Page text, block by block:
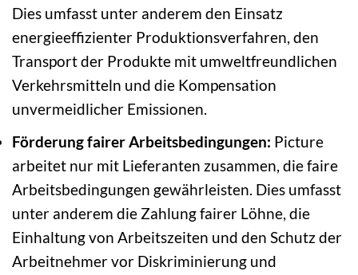
Dies umfasst unter anderem den Einsatz
energieeffizienter Produktionsverfahren, den
Transport der Produkte mit umweltfreundlichen
Verkehrsmitteln und die Kompensation
unvermeidlicher Emissionen.
Förderung fairer Arbeitsbedingungen: Picture
arbeitet nur mit Lieferanten zusammen, die faire
Arbeitsbedingungen gewährleisten. Dies umfasst
unter anderem die Zahlung fairer Löhne, die
Einhaltung von Arbeitszeiten und den Schutz der
Arbeitnehmer vor Diskriminierung und